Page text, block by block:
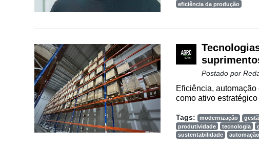
eficiência da produção
Postado por
Eficiência,
como ativo
Tags: modernização
produtividade
tecnologia
sustentabilidade
automação